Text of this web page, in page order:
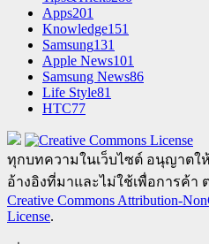
Apps201
Knowledge151
Samsung131
Apple News101
Samsung News86
Life Style81
HTC77
ทุกบทความในเว็บไซต์ อนุญาตใ
อ้างอิงที่มาและไม่ใช้เพื่อการค้
Creative Commons Attribution-
License.